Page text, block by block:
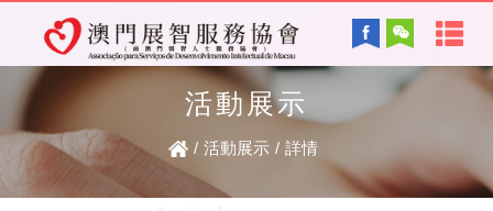
首
頁
關
於
協會背景及方針
服務內容
智障的認識
English
活動展示
/ 活動展示 / 詳情